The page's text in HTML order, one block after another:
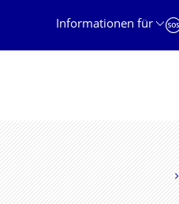
Informationen für